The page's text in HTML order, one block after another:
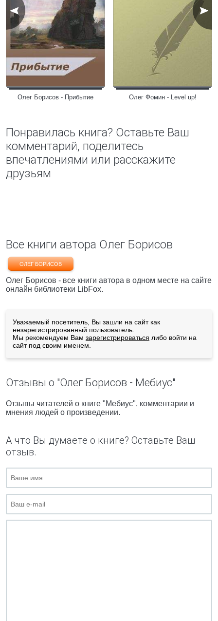
Олег Борисов - Прибытие Олег Фомин - Level up!
Понравилась книга? Оставьте Ваш
комментарий, поделитесь
впечатлениями или расскажите
друзьям
Все книги автора Олег Борисов
ОЛЕГ БОРИСОВ
Олег Борисов - все книги автора в одном месте на сайте
онлайн библиотеки LibFox.
Уважаемый посетитель, Вы зашли на сайт как
незарегистрированный пользователь.
Мы рекомендуем Вам зарегистрироваться либо войти на
сайт под своим именем.
Отзывы о "Олег Борисов - Мебиус"
Отзывы читателей о книге "Мебиус", комментарии и
мнения людей о произведении.
А что Вы думаете о книге? Оставьте Ваш
отзыв.